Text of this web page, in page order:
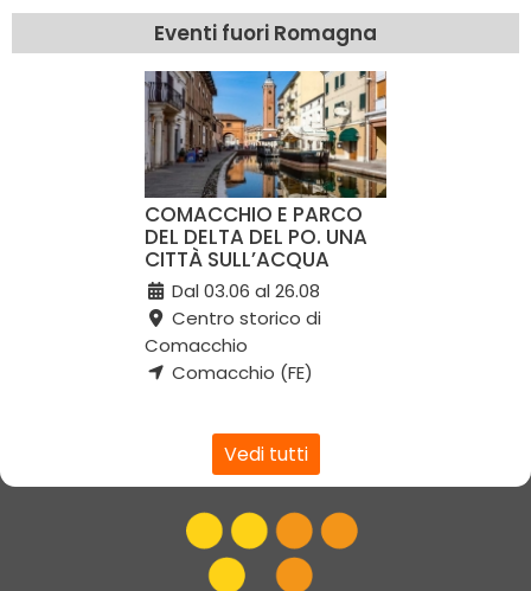
Eventi fuori Romagna
COMACCHIO E PARCO
DEL DELTA DEL PO. UNA
CITTÀ SULL’ACQUA
Dal 03.06 al 26.08
Centro storico di
Comacchio
Comacchio (FE)
Vedi tutti